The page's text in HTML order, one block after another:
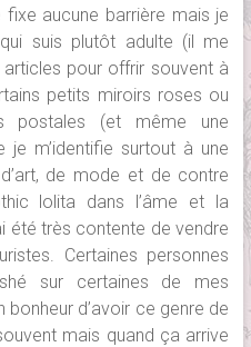
aucune barrière mais je
suis plutôt adulte (il me
articles pour offrir souvent à
petits miroirs roses ou
postales (et même une
je m’identifie surtout à une
de mode et de contre
lolita dans l’âme et la
été très contente de vendre
Certaines personnes
sur certaines de mes
bonheur d’avoir ce genre de
mais quand ça arrive